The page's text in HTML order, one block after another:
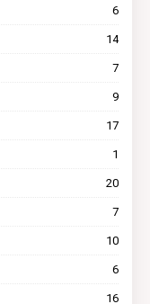
6
14
7
9
17
1
20
7
10
6
16